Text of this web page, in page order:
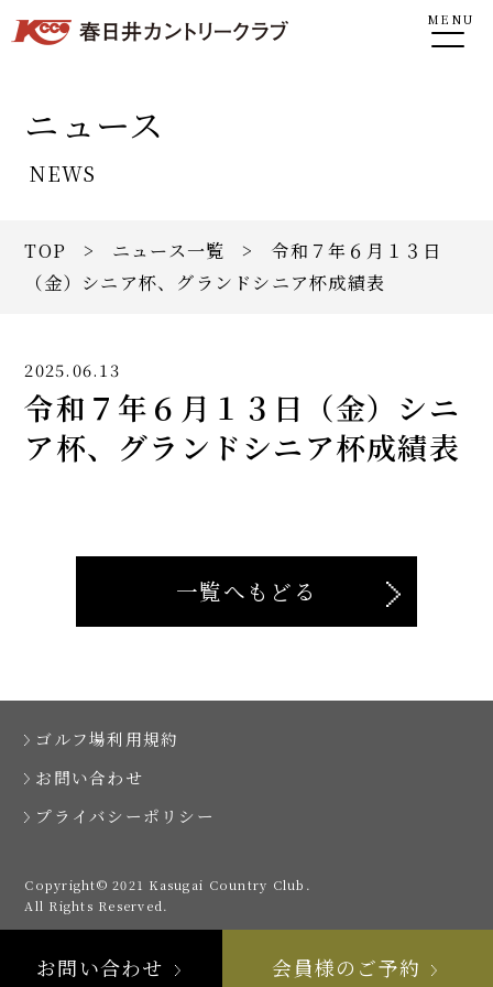
MENU
ニュース
NEWS
TOP > ニュース一覧 > 令和７年６月１３日
（金）シニア杯、グランドシニア杯成績表
2025.06.13
令和７年６月１３日（金）シニ
ア杯、グランドシニア杯成績表
一覧へもどる
ゴルフ場利用規約
お問い合わせ
プライバシーポリシー
Copyright© 2021 Kasugai Country Club.
All Rights Reserved.
お問い合わせ 会員様のご予約